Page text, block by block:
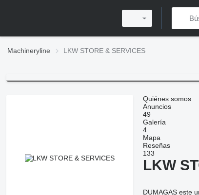
Machineryline LKW STORE & SERVICES
Quiénes somos
Anuncios
49
Galería
4
Mapa
Reseñas
133
LKW
DUMAGAS este